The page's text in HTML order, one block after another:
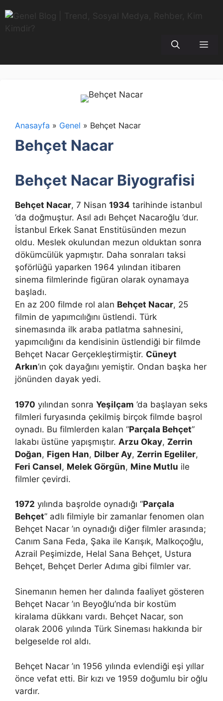
atla
Anasayfa » Genel » Behçet Nacar
Behçet Nacar
Behçet Nacar Biyografisi
Behçet Nacar, 7 Nisan 1934 tarihinde istanbul
’da doğmuştur. Asıl adı Behçet Nacaroğlu ’dur.
İstanbul Erkek Sanat Enstitüsünden mezun
oldu. Meslek okulundan mezun olduktan sonra
dökümcülük yapmıştır. Daha sonraları taksi
şoförlüğü yaparken 1964 yılından itibaren
sinema filmlerinde figüran olarak oynamaya
başladı.
En az 200 filmde rol alan Behçet Nacar, 25
filmin de yapımcılığını üstlendi. Türk
sinemasında ilk araba patlatma sahnesini,
yapımcılığını da kendisinin üstlendiği bir filmde
Behçet Nacar Gerçekleştirmiştir. Cüneyt
Arkın‘ın çok dayağını yemiştir. Ondan başka her
jönünden dayak yedi.
1970 yılından sonra Yeşilçam ’da başlayan seks
filmleri furyasında çekilmiş birçok filmde başrol
oynadı. Bu filmlerden kalan “Parçala Behçet”
lakabı üstüne yapışmıştır. Arzu Okay, Zerrin
Doğan, Figen Han, Dilber Ay, Zerrin Egeliler,
Feri Cansel, Melek Görgün, Mine Mutlu ile
filmler çevirdi.
1972 yılında başrolde oynadığı “Parçala
Behçet” adlı filmiyle bir zamanlar fenomen olan
Behçet Nacar ’ın oynadığı diğer filmler arasında;
Canım Sana Feda, Şaka ile Karışık, Malkoçoğlu,
Azrail Peşimizde, Helal Sana Behçet, Ustura
Behçet, Behçet Derler Adıma gibi filmler var.
Sinemanın hemen her dalında faaliyet gösteren
Behçet Nacar ’ın Beyoğlu’nda bir kostüm
kiralama dükkanı vardı. Behçet Nacar, son
olarak 2006 yılında Türk Sineması hakkında bir
belgeselde rol aldı.
Behçet Nacar ’ın 1956 yılında evlendiği eşi yıllar
önce vefat etti. Bir kızı ve 1959 doğumlu bir oğlu
vardır.